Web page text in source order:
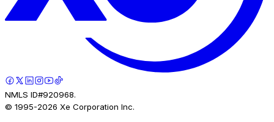
NMLS ID#920968.
© 1995-2026 Xe Corporation Inc.